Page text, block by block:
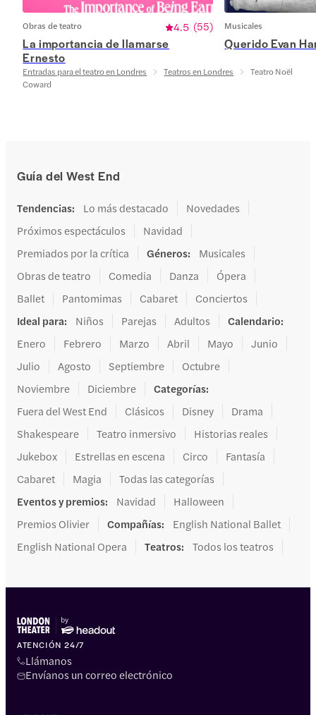
Obras de teatro 4.5 (55)
La importancia de llamarse
Ernesto
Musicales
Querido Evan
Entradas para el teatro en Londres Teatros en Londres
Teatro Noël
Coward
Guía del West End
Tendencias: Lo más destacado
Novedades
Próximos espectáculos
Navidad
Premiados por la crítica
Géneros:
Musicales
Obras de teatro
Comedia Danza
Ópera
Ballet
Pantomimas Cabaret
Conciertos
Ideal para: Niños Parejas Adultos Calendario:
Enero
Febrero Marzo Abril Mayo
Junio
Julio
Agosto Septiembre
Octubre
Noviembre
Diciembre Categorías:
Fuera del West End
Clásicos Disney
Drama
Shakespeare
Teatro inmersivo
Historias reales
Jukebox
Estrellas en escena Circo
Fantasía
Cabaret
Magia
Todas las categorías
Eventos y premios: Navidad
Halloween
Premios Olivier
Compañías:
English National Ballet
English National Opera
Teatros: Todos los teatros
ATENCIÓN 24/7
Llámanos
Envíanos un correo electrónico